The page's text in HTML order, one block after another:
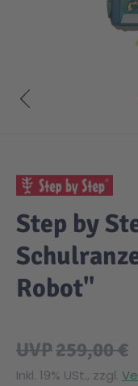
Step by
Robot"
UVP259,00 €
Inkl. 19% USt., zzgl.